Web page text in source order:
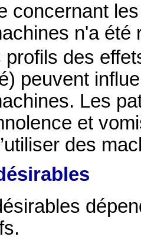
concernant
n'a été
profils des
peuvent
Les
et
des